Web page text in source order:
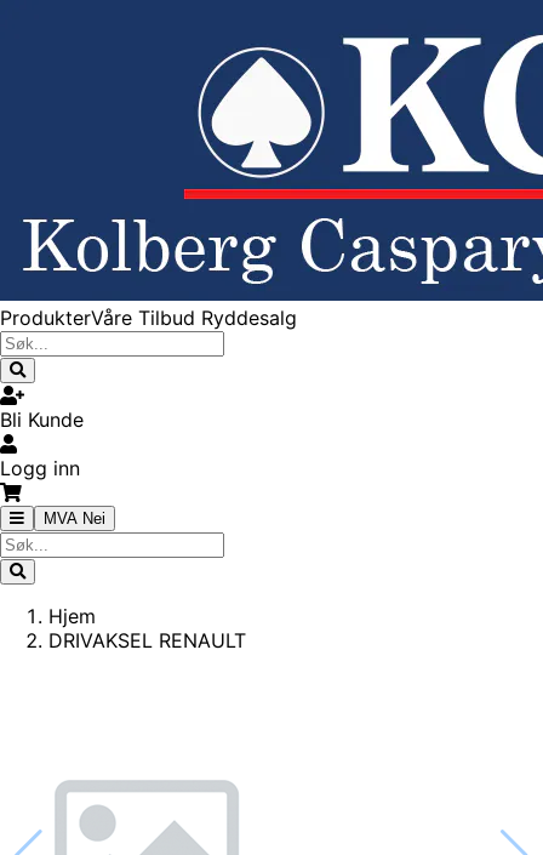
ProdukterVåre Tilbud Ryddesalg
Bli Kunde
Logg inn
MVA Nei
Hjem
DRIVAKSEL RENAULT